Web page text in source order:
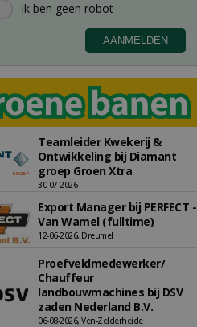
Teamleider Kwekerij &
Ontwikkeling bij Diamant
groep Groen Xtra
30-07-2026
Export Manager bij PERFECT -
Van Wamel (fulltime)
12-06-2026, Dreumel
Proefveldmedewerker/
Chauffeur
landbouwmachines bij DSV
zaden Nederland B.V.
06-08-2026, Ven-Zelderheide